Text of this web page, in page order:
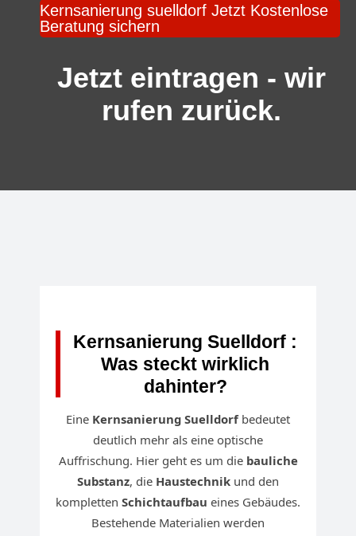
Kernsanierung suelldorf Jetzt Kostenlose
Beratung sichern
Jetzt eintragen - wir
rufen zurück.
Kernsanierung Suelldorf :
Was steckt wirklich
dahinter?
Eine Kernsanierung Suelldorf bedeutet
deutlich mehr als eine optische
Auffrischung. Hier geht es um die bauliche
Substanz, die Haustechnik und den
kompletten Schichtaufbau eines Gebäudes.
Bestehende Materialien werden